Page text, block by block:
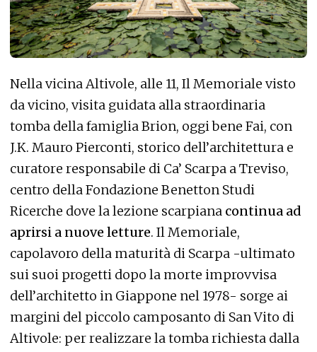
Nella vicina Altivole, alle 11, Il Memoriale visto
da vicino, visita guidata alla straordinaria
tomba della famiglia Brion, oggi bene Fai, con
J.K. Mauro Pierconti, storico dell’architettura e
curatore responsabile di Ca’ Scarpa a Treviso,
centro della Fondazione Benetton Studi
Ricerche dove la lezione scarpiana continua ad
aprirsi a nuove letture. Il Memoriale,
capolavoro della maturità di Scarpa -ultimato
sui suoi progetti dopo la morte improvvisa
dell’architetto in Giappone nel 1978- sorge ai
margini del piccolo camposanto di San Vito di
Altivole: per realizzare la tomba richiesta dalla